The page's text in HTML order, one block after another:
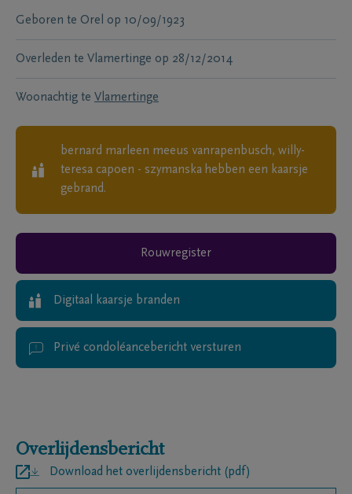
Geboren te Orel op 10/09/1923
Overleden te Vlamertinge op 28/12/2014
Woonachtig te Vlamertinge
bernard marleen meeus vanrapenbusch, willy-
teresa capoen - szymanska hebben een kaarsje
gebrand.
Rouwregister
Digitaal kaarsje branden
Privé condoléancebericht versturen
Overlijdensbericht
Download het overlijdensbericht (pdf)